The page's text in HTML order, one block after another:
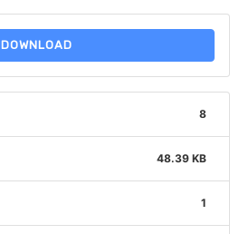
DOWNLOAD
8
48.39 KB
1